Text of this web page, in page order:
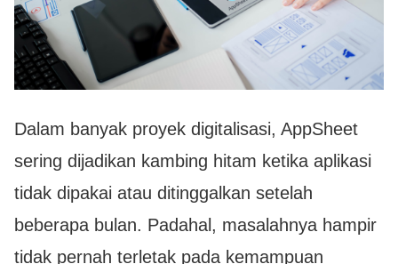
Dalam banyak proyek digitalisasi, AppSheet
sering dijadikan kambing hitam ketika aplikasi
tidak dipakai atau ditinggalkan setelah
beberapa bulan. Padahal, masalahnya hampir
tidak pernah terletak pada kemampuan